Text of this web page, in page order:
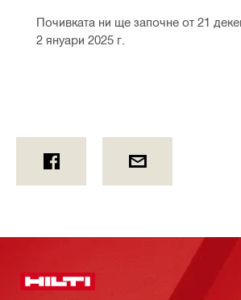
Почивката ни ще започне от 21
2 януари 2025 г.